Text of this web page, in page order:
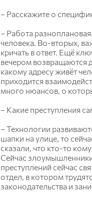
– Расскажите о
– Работа
человека. Во-вторых,
кричать в ответ. Ещё
вечером возвращаются
какому адресу живёт
приходится
много нюансов, о
– Какие преступления
– Технологии
шапки на улице, то
сказали, что кто-то
Сейчас
преступлений сейчас
отдел, в котором
законодательства и